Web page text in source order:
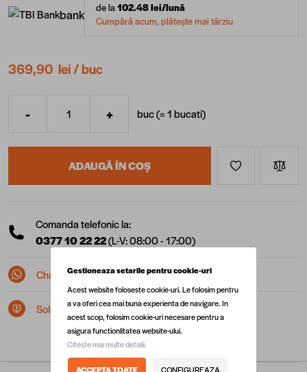
bank de la102.48lei/lună
Cumpără acum, plătește mai târziu
369,90 lei/ buc
Cantitate
- + buc (=1bucati)
ADAUGĂ ÎN COȘ
Comanda telefonic la:
0377 10 22 22(L-V: 08:00 - 17:00)
Chat pe Whatsapp
Solicita postare in SEAP/SICAP
Gestioneaza setarile pentru cookie-uri
Acest website foloseste cookie-uri. Le folosim pentru
a va oferi cea mai buna experienta de navigare. In
acest scop, folosim cookie-uri necesare pentru a
asigura functionlitatea website-ului.
Citeste mai multe detalii.
ACCEPTA TOATE CONFIGUREAZA